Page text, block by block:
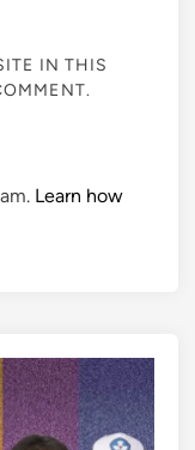
IN THIS
Learn how